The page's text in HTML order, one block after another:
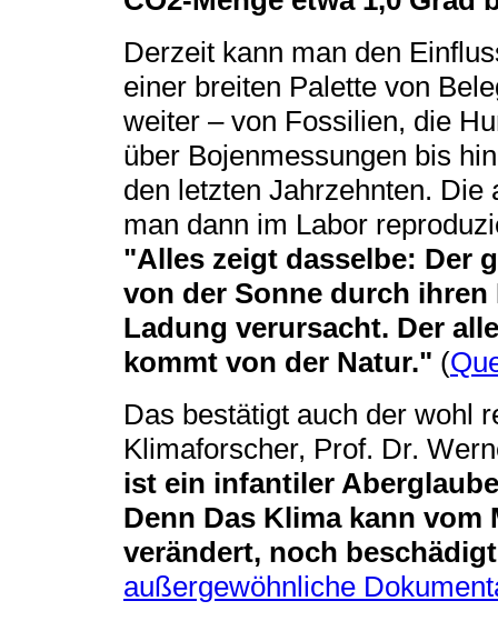
Derzeit kann man den
einer breiten Palette von
weiter ‒ von Fossilien, die
über Bojenmessungen bis
den letzten Jahrzehnten.
man dann im Labor
"Alles zeigt dasselbe: Der
von der Sonne durch
Ladung verursacht. Der
kommt von der Natur." (
Das bestätigt auch der wohl
Klimaforscher, Prof. Dr.
ist ein infantiler
Denn Das Klima kann
verändert, noch
außergewöhnliche